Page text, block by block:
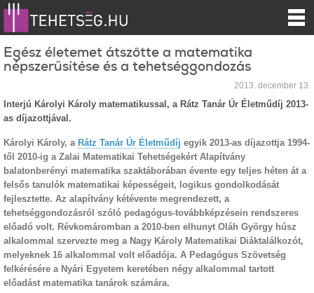
Egész életemet átszőtte a matematika
népszerűsítése és a tehetséggondozás
2013. december 13.
Interjú Károlyi Károly matematikussal, a Rátz Tanár Úr Életműdíj 2013-
as díjazottjával.
Károlyi Károly, a Rátz Tanár Úr Életműdíj egyik 2013-as díjazottja 1994-
től 2010-ig a Zalai Matematikai Tehetségekért Alapítvány
balatonberényi matematika szaktáborában évente egy teljes héten át a
felsős tanulók matematikai képességeit, logikus gondolkodását
fejlesztette. Az alapítvány kétévente megrendezett, a
tehetséggondozásról szóló pedagógus-továbbképzésein rendszeres
előadó volt. Révkomáromban a 2010-ben elhunyt Oláh György húsz
alkalommal szervezte meg a Nagy Károly Matematikai Diáktalálkozót,
melyeknek 16 alkalommal volt előadója. A Pedagógus Szövetség
felkérésére a Nyári Egyetem keretében négy alkalommal tartott
előadást matematika tanárok számára.